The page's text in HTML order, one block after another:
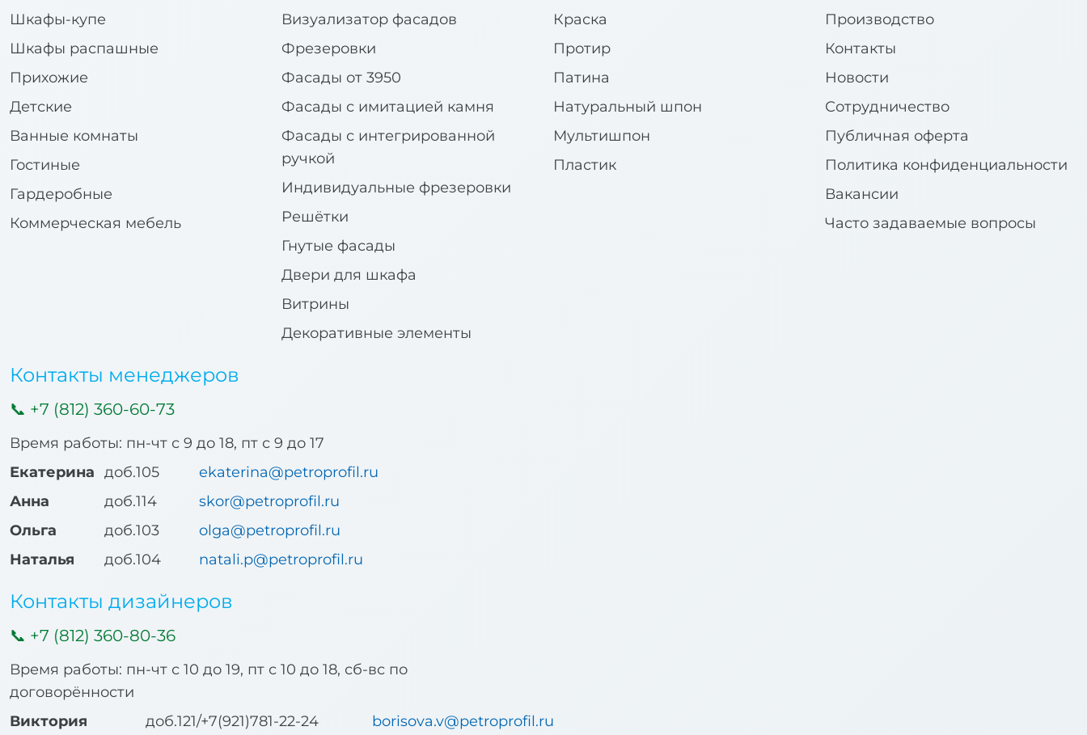
Шкафы-купе
Шкафы распашные
Прихожие
Детские
Ванные комнаты
Гостиные
Гардеробные
Коммерческая мебель
Визуализатор фасадов
Фрезеровки
Фасады от 3950
Фасады с имитацией камня
Фасады с интегрированной
ручкой
Индивидуальные фрезеровки
Решётки
Гнутые фасады
Двери для шкафа
Витрины
Декоративные элементы
Краска
Протир
Патина
Натуральный шпон
Мультишпон
Пластик
Производство
Контакты
Новости
Сотрудничество
Публичная оферта
Политика конфиденциальности
Вакансии
Часто задаваемые вопросы
Контакты менеджеров
+7 (812) 360-60-73
Время работы: пн-чт с 9 до 18, пт с 9 до 17
Екатерина доб.105
ekaterina@petroprofil.ru
Анна
доб.114
skor@petroprofil.ru
Ольга
доб.103
olga@petroprofil.ru
Наталья
доб.104 natali.p@petroprofil.ru
Контакты дизайнеров
+7 (812) 360-80-36
Время работы: пн-чт с 10 до 19, пт с 10 до 18, сб-вс по
договорённости
Виктория
доб.121/+7(921)781-22-24 borisova.v@petroprofil.ru